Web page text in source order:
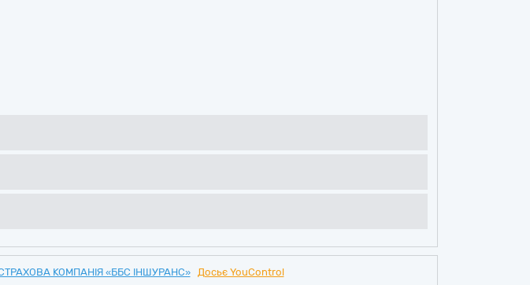
КОМПАНІЯ «ББС ІНШУРАНС»
Досьє YouControl